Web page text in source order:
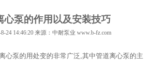
心泵的作用以及安装技巧
24 14:46:20 来源：中耐泵业 www.b-fz.com
心泵的用处变的非常广泛,其中管道离心泵的主